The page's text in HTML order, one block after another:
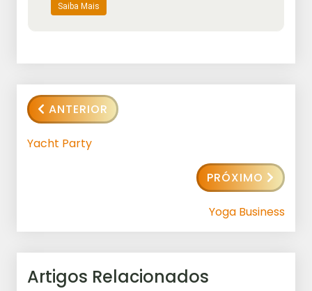
Saiba Mais
ANTERIOR
Yacht Party
PRÓXIMO
Yoga Business
Artigos Relacionados